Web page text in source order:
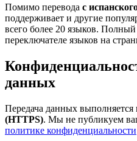
Помимо перевода с
поддерживает и другие
всего более 20 языков.
переключателе языков на
данных
Передача данных выполняется
(HTTPS). Мы не публикуем
политике конфиденциальности